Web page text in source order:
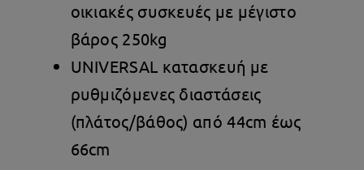
οικιακές συσκευές με μέγιστο
βάρος 250kg
UNIVERSAL κατασκευή με
ρυθμιζόμενες διαστάσεις
(πλάτος/βάθος) από 44cm έως
66cm